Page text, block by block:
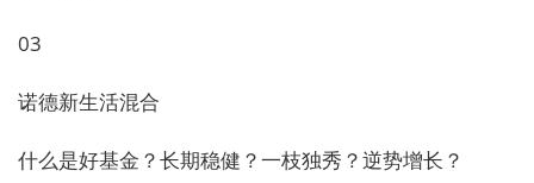
03
诺德新生活混合
什么是好基金？长期稳健？一枝独秀？逆势增长？